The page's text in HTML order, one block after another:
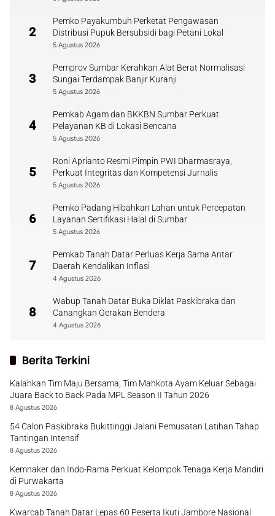
2
Pemko Payakumbuh Perketat Pengawasan
Distribusi Pupuk Bersubsidi bagi Petani Lokal
5 Agustus 2026
3
Pemprov Sumbar Kerahkan Alat Berat Normalisasi
Sungai Terdampak Banjir Kuranji
5 Agustus 2026
4
Pemkab Agam dan BKKBN Sumbar Perkuat
Pelayanan KB di Lokasi Bencana
5 Agustus 2026
5
Roni Aprianto Resmi Pimpin PWI Dharmasraya,
Perkuat Integritas dan Kompetensi Jurnalis
5 Agustus 2026
6
Pemko Padang Hibahkan Lahan untuk Percepatan
Layanan Sertifikasi Halal di Sumbar
5 Agustus 2026
7
Pemkab Tanah Datar Perluas Kerja Sama Antar
Daerah Kendalikan Inflasi
4 Agustus 2026
8
Wabup Tanah Datar Buka Diklat Paskibraka dan
Canangkan Gerakan Bendera
4 Agustus 2026
Berita Terkini
Kalahkan Tim Maju Bersama, Tim Mahkota Ayam Keluar Sebagai
Juara Back to Back Pada MPL Season II Tahun 2026
8 Agustus 2026
54 Calon Paskibraka Bukittinggi Jalani Pemusatan Latihan Tahap
Tantingan Intensif
8 Agustus 2026
Kemnaker dan Indo-Rama Perkuat Kelompok Tenaga Kerja Mandiri
di Purwakarta
8 Agustus 2026
Kwarcab Tanah Datar Lepas 60 Peserta Ikuti Jambore Nasional